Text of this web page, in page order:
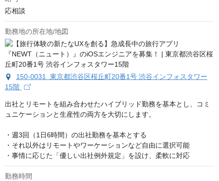
応相談
勤務地の所在地/地図
150-0031 東京都渋谷区桜丘町20番1号 渋谷インフォスタワー
15階
出社とリモートを組み合わせたハイブリッド勤務を基本とし、コミ
ュニケーションと生産性の両方を大切にします。
・週3回（1日6時間）の出社勤務を基本とする
・それ以外はリモートやワーケーションなど自由に選択可能
・事情に応じた「優しい出社例外規定」を設け、柔軟に対応
勤務時間